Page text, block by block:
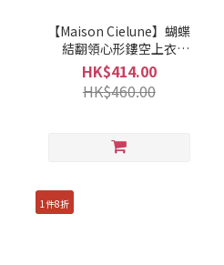
【Maison Cielune】蝴蝶
結翻領心形鏤空上衣
MWBD262677
HK$414.00
HK$460.00
1件8折